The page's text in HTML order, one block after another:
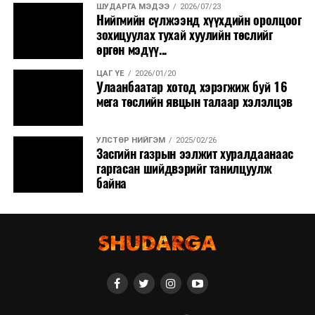
ШУДАРГА МЭДЭЭ 2026/07/23
Нийгмийн сүлжээнд хүүхдийн оролцоог
зохицуулах тухай хуулийн төслийг
өргөн мэдүү...
ЦАГ ҮЕ 2026/01/20
Улаанбаатар хотод хэрэгжиж буй 16
мега төслийн явцын талаар хэлэлцэв
УЛСТӨР НИЙГЭМ 2025/02/26
Засгийн газрын ээлжит хуралдаанаас
гаргасан шийдвэрийг танилцуулж
байна